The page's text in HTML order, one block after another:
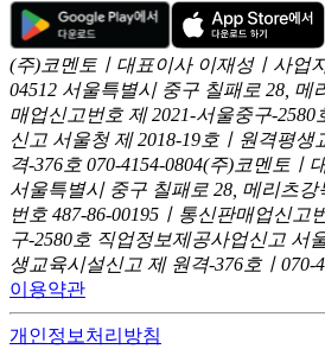
(주)코멘토ㅣ대표이사 이재성ㅣ사업
04512 서울특별시 중구 칠패로 28, 메
매업신고번호 제 2021-서울중구-
신고 서울청 제 2018-19호ㅣ원격평생
격-376호 070-4154-0804(주)코멘토ㅣ
서울특별시 중구 칠패로 28, 메리츠강
번호 487-86-00195ㅣ통신판매업신고
구-2580호 직업정보제공사업신고 서
생교육시설신고 제 원격-376호ㅣ070-
이용약관
개인정보처리방침